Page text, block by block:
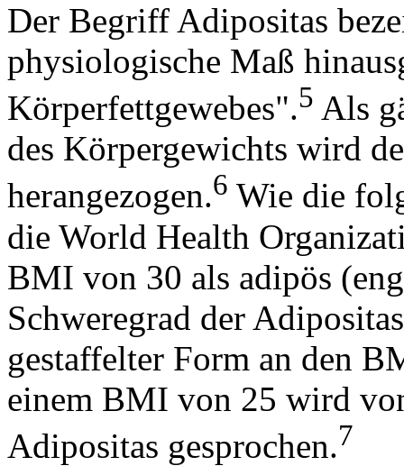
Der Begriff Adipositas
physiologische Maß
Körperfettgewebes".5 Als
des Körpergewichts wird
herangezogen.6 Wie die
die World Health
BMI von 30 als adipös
Schweregrad der
gestaffelter Form an den
einem BMI von 25 wird
Adipositas gesprochen.7